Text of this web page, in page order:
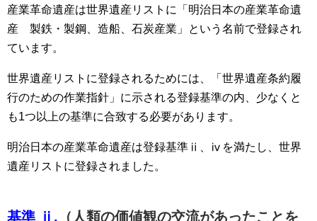
産業革命遺産は世界遺産リストに「明治日本の産業革命遺
産 製鉄・製鋼、造船、石炭産業」という名前で登録され
ています。
世界遺産リストに登録されるためには、「世界遺産条約履
行のための作業指針」に示される登録基準の内、少なくと
も1つ以上の基準に合致する必要があります。
明治日本の産業革命遺産は登録基準ⅱ、ⅳを満たし、世界
遺産リストに登録されました。
基準 ⅱ. （人類の価値観の交流があったことを